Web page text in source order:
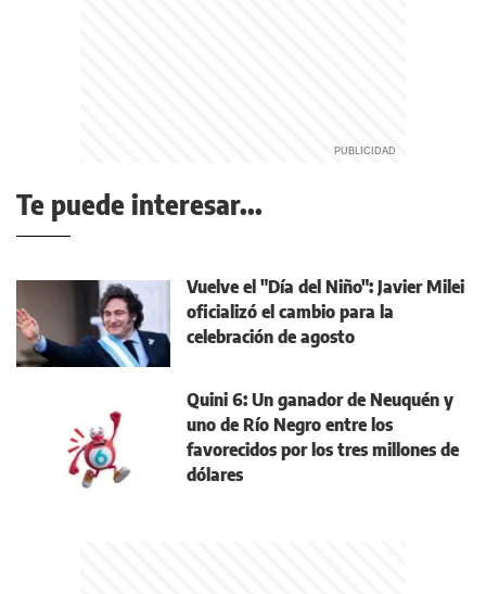
Te puede interesar...
Vuelve el "Día del Niño": Javier Milei
oficializó el cambio para la
celebración de agosto
Quini 6: Un ganador de Neuquén y
uno de Río Negro entre los
favorecidos por los tres millones de
dólares